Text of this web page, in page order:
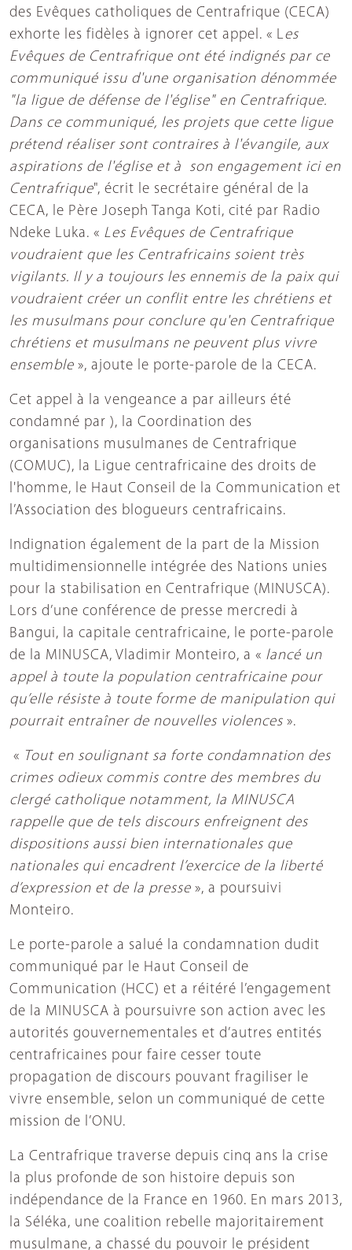
des Evêques catholiques de Centrafrique (CECA)
exhorte les fidèles à ignorer cet appel. « Les
Evêques de Centrafrique ont été indignés par ce
communiqué issu d'une organisation dénommée
"la ligue de défense de l'église" en Centrafrique.
Dans ce communiqué, les projets que cette ligue
prétend réaliser sont contraires à l'évangile, aux
aspirations de l'église et à son engagement ici en
Centrafrique", écrit le secrétaire général de la
CECA, le Père Joseph Tanga Koti, cité par Radio
Ndeke Luka. « Les Evêques de Centrafrique
voudraient que les Centrafricains soient très
vigilants. Il y a toujours les ennemis de la paix qui
voudraient créer un conflit entre les chrétiens et
les musulmans pour conclure qu'en Centrafrique
chrétiens et musulmans ne peuvent plus vivre
ensemble », ajoute le porte-parole de la CECA.
Cet appel à la vengeance a par ailleurs été
condamné par ), la Coordination des
organisations musulmanes de Centrafrique
(COMUC), la Ligue centrafricaine des droits de
l'homme, le Haut Conseil de la Communication et
l’Association des blogueurs centrafricains.
Indignation également de la part de la Mission
multidimensionnelle intégrée des Nations unies
pour la stabilisation en Centrafrique (MINUSCA).
Lors d’une conférence de presse mercredi à
Bangui, la capitale centrafricaine, le porte-parole
de la MINUSCA, Vladimir Monteiro, a « lancé un
appel à toute la population centrafricaine pour
qu’elle résiste à toute forme de manipulation qui
pourrait entraîner de nouvelles violences ».
« Tout en soulignant sa forte condamnation des
crimes odieux commis contre des membres du
clergé catholique notamment, la MINUSCA
rappelle que de tels discours enfreignent des
dispositions aussi bien internationales que
nationales qui encadrent l’exercice de la liberté
d’expression et de la presse », a poursuivi
Monteiro.
Le porte-parole a salué la condamnation dudit
communiqué par le Haut Conseil de
Communication (HCC) et a réitéré l’engagement
de la MINUSCA à poursuivre son action avec les
autorités gouvernementales et d’autres entités
centrafricaines pour faire cesser toute
propagation de discours pouvant fragiliser le
vivre ensemble, selon un communiqué de cette
mission de l’ONU.
La Centrafrique traverse depuis cinq ans la crise
la plus profonde de son histoire depuis son
indépendance de la France en 1960. En mars 2013,
la Séléka, une coalition rebelle majoritairement
musulmane, a chassé du pouvoir le président